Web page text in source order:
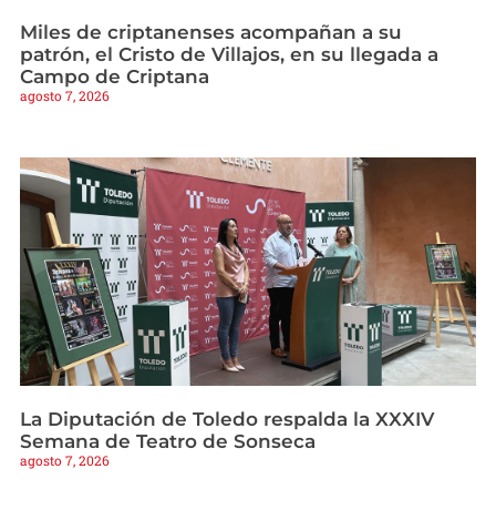
Miles de criptanenses acompañan a su
patrón, el Cristo de Villajos, en su llegada a
Campo de Criptana
agosto 7, 2026
La Diputación de Toledo respalda la XXXIV
Semana de Teatro de Sonseca
agosto 7, 2026